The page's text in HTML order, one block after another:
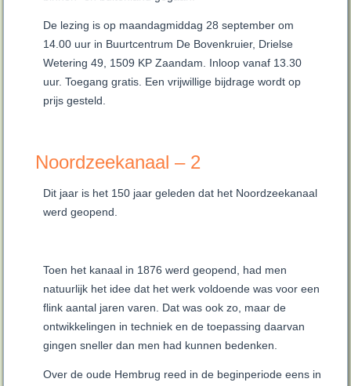
De lezing is op maandagmiddag 28 september om
14.00 uur in Buurtcentrum De Bovenkruier, Drielse
Wetering 49, 1509 KP Zaandam. Inloop vanaf 13.30
uur. Toegang gratis. Een vrijwillige bijdrage wordt op
prijs gesteld.
Noordzeekanaal – 2
Dit jaar is het 150 jaar geleden dat het Noordzeekanaal
werd geopend.
Toen het kanaal in 1876 werd geopend, had men
natuurlijk het idee dat het werk voldoende was voor een
flink aantal jaren varen. Dat was ook zo, maar de
ontwikkelingen in techniek en de toepassing daarvan
gingen sneller dan men had kunnen bedenken.
Over de oude Hembrug reed in de beginperiode eens in